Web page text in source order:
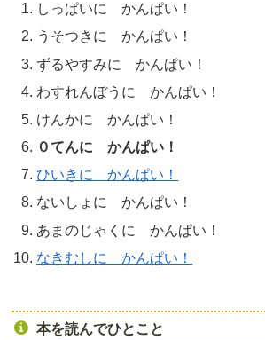
しっぱいに かんぱい！
うそつきに かんぱい！
ずるやすみに かんぱい！
わすれんぼうに かんぱい！
けんかに かんぱい！
０てんに かんぱい！
ひいきに かんぱい！
ないしょに かんぱい！
あまのじゃくに かんぱい！
なきむしに かんぱい！
本を読んでひとこと